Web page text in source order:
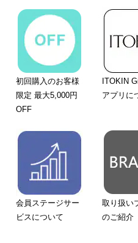
初回購入のお客様
限定 最大5,000円
OFF
ITOKIN
アプリに
会員ステージサー
ビスについて
取り扱い
のご紹介